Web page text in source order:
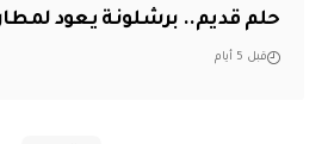
حلم قديم.. برشلونة يعود
قبل 5 أيام